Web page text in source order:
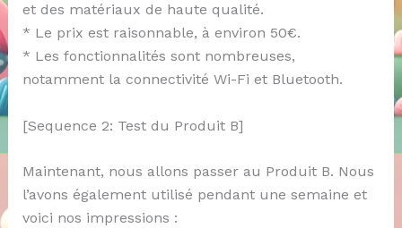
et des matériaux de haute qualité.
* Le prix est raisonnable, à environ 50€.
* Les fonctionnalités sont nombreuses,
notamment la connectivité Wi-Fi et Bluetooth.
[Sequence 2: Test du Produit B]
Maintenant, nous allons passer au Produit B. Nous
l’avons également utilisé pendant une semaine et
voici nos impressions :